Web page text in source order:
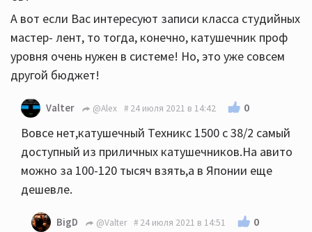
А вот если Вас интересуют записи класса студийных
мастер- лент, то тогда, конечно, катушечник проф
уровня очень нужен в системе! Но, это уже совсем
другой бюджет!
Valter @Alex 24 июля 2021 в 14:42 0
Вовсе нет,катушечный Техникс 1500 с 38/2 самый
доступный из приличных катушечников.На авито
можно за 100-120 тысяч взять,а в Японии еще
дешевле.
BigD @Valter 24 июля 2021 в 14:51 0